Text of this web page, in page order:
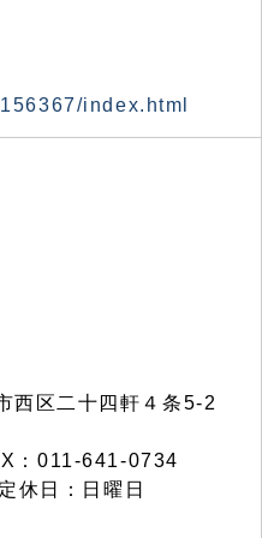
index.html
区二十四軒４条5-2
：011-641-0734
休日：日曜日